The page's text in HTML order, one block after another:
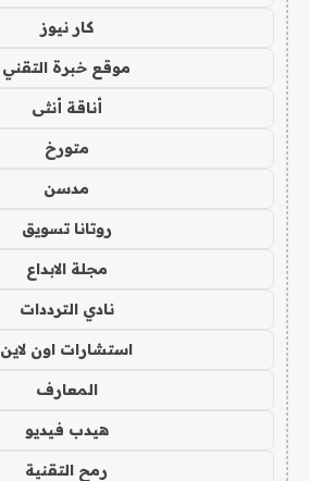
كار نيوز
موقع خبرة التقني
أناقة أنثى
متورخ
مدسن
روتانا تسويق
مجلة الابداع
نادي الترددات
استشارات اون لاين
المعارف
هيدب فيديو
رمح التقنية